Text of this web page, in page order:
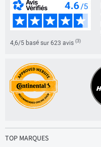
4,6/5 basé sur 623 avis (3)
TOP MARQUES